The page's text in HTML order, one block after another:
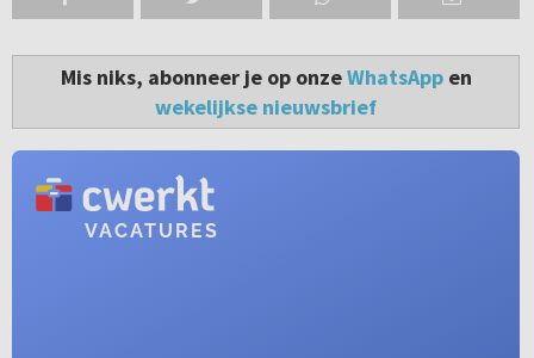
Mis niks, abonneer je op onzeWhatsAppen
wekelijkse nieuwsbrief